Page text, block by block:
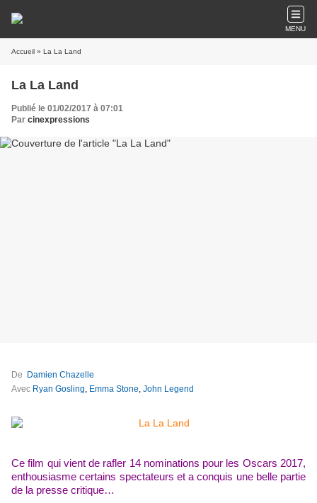
MENU
Accueil » La La Land
La La Land
Publié le 01/02/2017 à 07:01
Par cinexpressions
De
Damien Chazelle
Avec Ryan Gosling, Emma Stone, John Legend
Ce film qui vient de rafler 14 nominations pour les Oscars 2017,
enthousiasme certains spectateurs et a conquis une belle partie
de la presse critique…